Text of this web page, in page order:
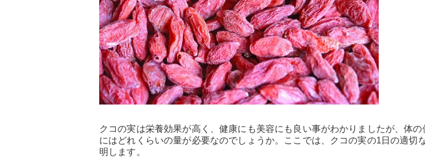
クコの実は栄養効果が高く、健康にも美容にも良い事がわかりましたが、体
にはどれくらいの量が必要なのでしょうか。ここでは、クコの実の1日の適切
明します。